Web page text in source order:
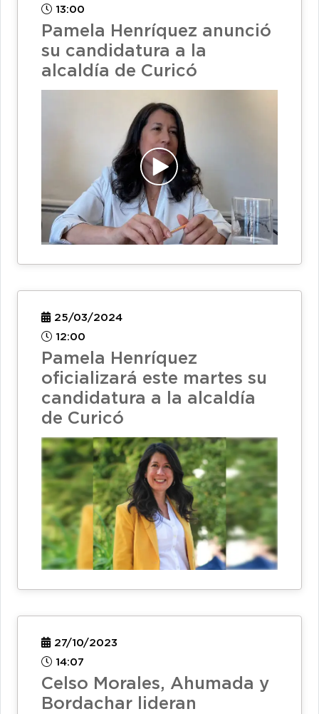
13:00
Pamela Henríquez anunció
su candidatura a la
alcaldía de Curicó
25/03/2024
12:00
Pamela Henríquez
oficializará este martes su
candidatura a la alcaldía
de Curicó
27/10/2023
14:07
Celso Morales, Ahumada y
Bordachar lideran